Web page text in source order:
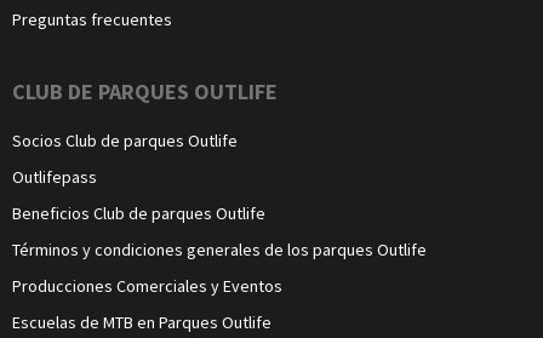
Preguntas frecuentes
CLUB DE PARQUES OUTLIFE
Socios Club de parques Outlife
Outlifepass
Beneficios Club de parques Outlife
Términos y condiciones generales de los parques Outlife
Producciones Comerciales y Eventos
Escuelas de MTB en Parques Outlife